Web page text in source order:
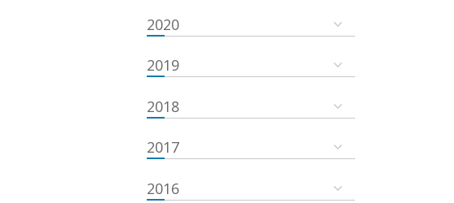
2020
2019
2018
2017
2016